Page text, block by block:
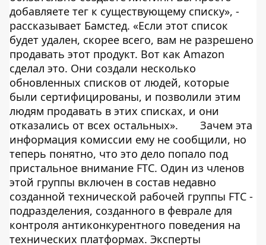
добавляете тег к существующему списку», -
рассказывает Бамстед. «Если этот список
будет удален, скорее всего, вам не разрешено
продавать этот продукт. Вот как Amazon
сделал это. Они создали несколько
обновленных списков от людей, которые
были сертифицированы, и позволили этим
людям продавать в этих списках, и они
отказались от всех остальных».
Зачем эта
информация комиссии ему не сообщили, но
теперь понятно, что это дело попало под
пристальное внимание FTC. Один из членов
этой группы включен в состав недавно
созданной технической рабочей группы FTC -
подразделения, созданного в феврале для
контроля антиконкурентного поведения на
технических платформах. Эксперты